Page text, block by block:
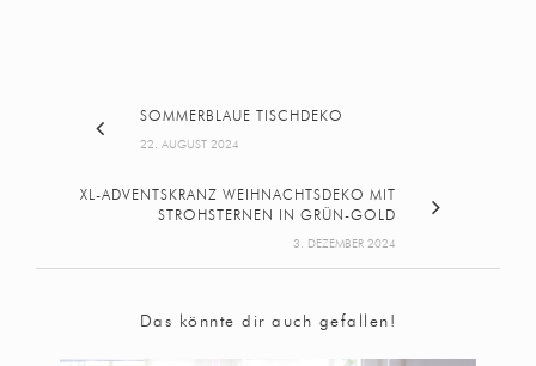
SOMMERBLAUE TISCHDEKO
22. AUGUST 2024
XL-ADVENTSKRANZ WEIHNACHTSDEKO MIT
STROHSTERNEN IN GRÜN-GOLD
3. DEZEMBER 2024
Das könnte dir auch gefallen!